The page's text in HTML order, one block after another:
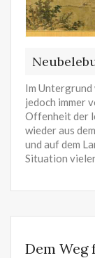
Im Untergrund
jedoch immer
Offenheit der
wieder aus
und auf dem
Situation
Dem Weg